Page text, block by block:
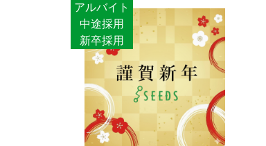
アルバイト
中途採用
新卒採用